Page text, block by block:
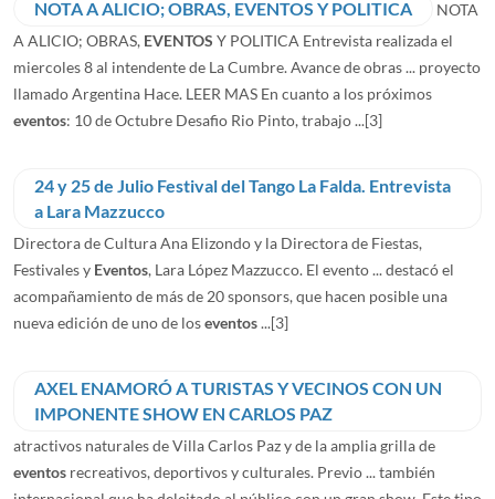
NOTA A ALICIO; OBRAS, EVENTOS Y POLITICA
NOTA
A ALICIO; OBRAS, EVENTOS Y POLITICA Entrevista realizada el
miercoles 8 al intendente de La Cumbre. Avance de obras ... proyecto
llamado Argentina Hace. LEER MAS En cuanto a los próximos
eventos: 10 de Octubre Desafio Rio Pinto, trabajo ...[3]
24 y 25 de Julio Festival del Tango La Falda. Entrevista
a Lara Mazzucco
Directora de Cultura Ana Elizondo y la Directora de Fiestas,
Festivales y Eventos, Lara López Mazzucco. El evento ... destacó el
acompañamiento de más de 20 sponsors, que hacen posible una
nueva edición de uno de loseventos...[3]
AXEL ENAMORÓ A TURISTAS Y VECINOS CON UN
IMPONENTE SHOW EN CARLOS PAZ
atractivos naturales de Villa Carlos Paz y de la amplia grilla de
eventos recreativos, deportivos y culturales. Previo ... también